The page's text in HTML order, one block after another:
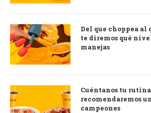
Del que choppea al
te diremos qué nivel
manejas
Cuéntanos tu
recomendaremos
campeones